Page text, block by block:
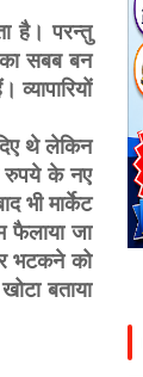
है। परन्तु
सबब बन
थे लेकिन
रुपये के नए
भी मार्केट
फैलाया जा
भटकने को
बताया